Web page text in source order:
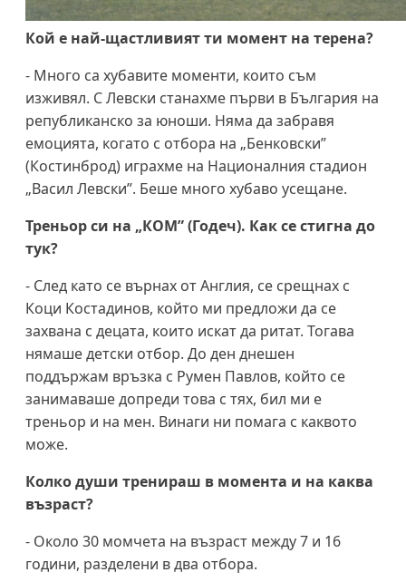
Кой е най-щастливият ти момент на терена?
- Много са хубавите моменти, които съм
изживял. С Левски станахме първи в България на
републиканско за юноши. Няма да забравя
емоцията, когато с отбора на „Бенковски”
(Костинброд) играхме на Националния стадион
„Васил Левски”. Беше много хубаво усещане.
Треньор си на „КОМ” (Годеч). Как се стигна до
тук?
- След като се върнах от Англия, се срещнах с
Коци Костадинов, който ми предложи да се
захвана с децата, които искат да ритат. Тогава
нямаше детски отбор. До ден днешен
поддържам връзка с Румен Павлов, който се
занимаваше допреди това с тях, бил ми е
треньор и на мен. Винаги ни помага с каквото
може.
Колко души тренираш в момента и на каква
възраст?
- Около 30 момчета на възраст между 7 и 16
години, разделени в два отбора.